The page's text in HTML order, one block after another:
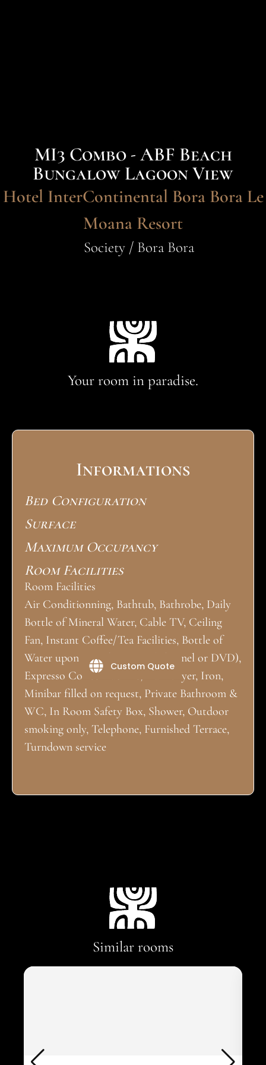
MI3 Combo - ABF Beach
Bungalow Lagoon View
Hotel InterContinental Bora Bora Le
Moana Resort
Society / Bora Bora
Your room in paradise.
Informations
Bed Configuration
Surface
Maximum Occupancy
Room Facilities
Room Facilities
Air Conditionning, Bathtub, Bathrobe, Daily
Bottle of Mineral Water, Cable TV, Ceiling
Fan, Instant Coffee/Tea Facilities, Bottle of
Water upon arrival, Movies (Channel or DVD),
Expresso Coffee machine, Hair Dryer, Iron,
Minibar filled on request, Private Bathroom &
WC, In Room Safety Box, Shower, Outdoor
smoking only, Telephone, Furnished Terrace,
Turndown service
Similar rooms
Custom Quote